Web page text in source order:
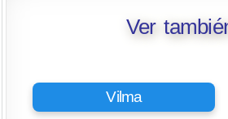
Ver
Vilma